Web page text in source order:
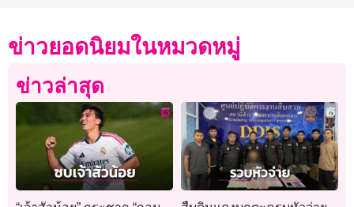
ข่าวยอดนิยมในหมวดหมู่
ข่าวล่าสุด